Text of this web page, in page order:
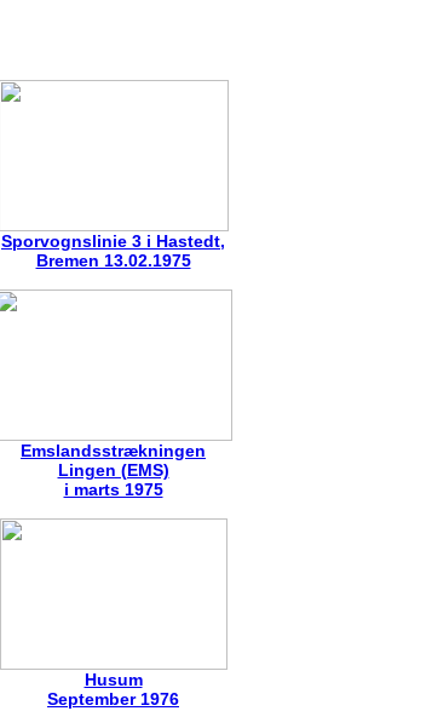
Sporvognslinie 3 i Hastedt,
Bremen 13.02.1975
Emslandsstrækningen
Lingen (EMS)
i marts 1975
Husum
September 1976